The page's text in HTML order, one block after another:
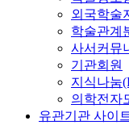
외국학술
학술관계
사서커뮤
기관회원
지식나눔
의학전자
유관기관 사이